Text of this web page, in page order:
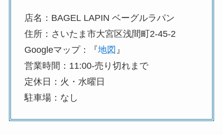
店名：BAGEL LAPIN ベーグルラパン
住所：さいたま市大宮区浅間町2-45-2
Googleマップ：『地図 』
営業時間：11:00-売り切れまで
定休日：火・水曜日
駐車場：なし